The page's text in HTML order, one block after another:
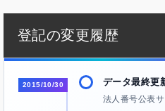
登記の変更履歴
2015/10/30 データ最終更
法人番号公表